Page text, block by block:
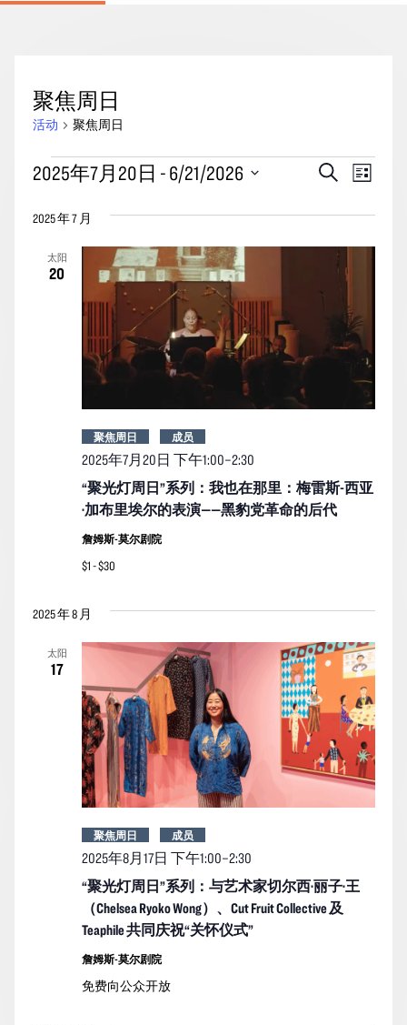
聚焦周日
活动 聚焦周日
活
活
搜
索
和
视
图
导
搜
事
视
图
列
2025年7月20日 - 6/21/2026
择
期。
2025 年 7 月
太阳
20
“聚光灯周日”系列：我也在那里：梅雷斯-西亚
·加布里埃尔的表演——黑豹党革命的后代
2025年7月20日 下午1:00–2:30
聚焦周日 成员
詹姆斯-莫尔剧院
$1 - $30
2025 年 8 月
太阳
17
“聚光灯周日”系列：与艺术家切尔西·丽子·王
（Chelsea Ryoko Wong）、Cut Fruit Collective 及
Teaphile 共同庆祝“关怀仪式”
2025年8月17日 下午1:00–2:30
聚焦周日 成员
詹姆斯-莫尔剧院
免费向公众开放